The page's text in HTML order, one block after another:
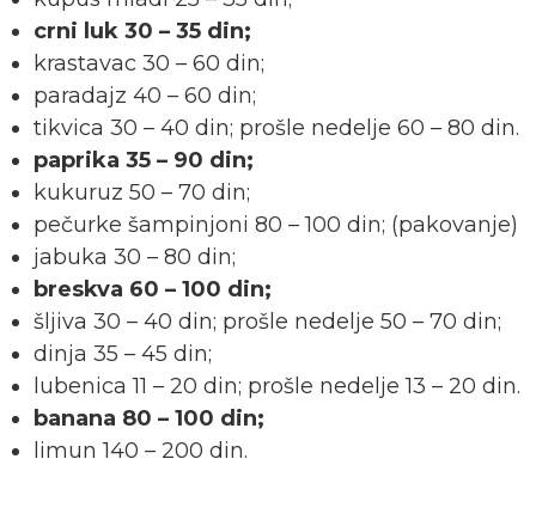
crni luk 30 – 35 din;
krastavac 30 – 60 din;
paradajz 40 – 60 din;
tikvica 30 – 40 din; prošle nedelje 60 – 80 din.
paprika 35 – 90 din;
kukuruz 50 – 70 din;
pečurke šampinjoni 80 – 100 din; (pakovanje)
jabuka 30 – 80 din;
breskva 60 – 100 din;
šljiva 30 – 40 din; prošle nedelje 50 – 70 din;
dinja 35 – 45 din;
lubenica 11 – 20 din; prošle nedelje 13 – 20 din.
banana 80 – 100 din;
limun 140 – 200 din.